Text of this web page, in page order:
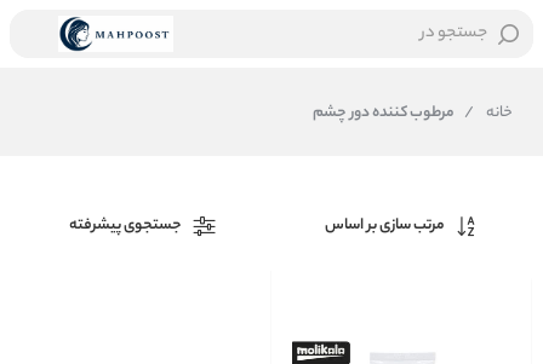
جستجو در
خانه / مرطوب کننده دور چشم
مرتب سازی بر اساس جستجوی پیشرفته